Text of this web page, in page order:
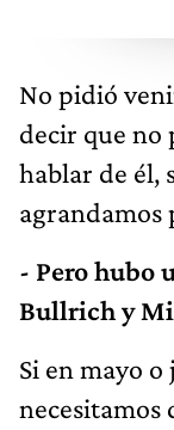
No pidió
decir que no
hablar de él,
- Pero hubo
Bullrich y
Si en mayo
necesitamos